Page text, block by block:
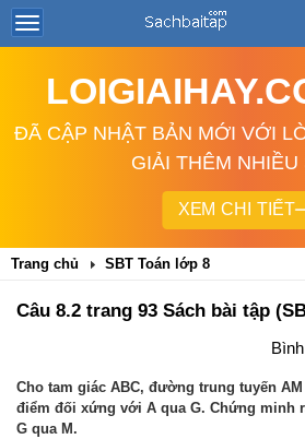
ĐÃ CẬP NHẬT BẢN MỚI VỚI
GIẢI THÊM NHIỀU
XEM CHI TIẾT
Trang chủ SBT Toán lớp 8
Câu 8.2 trang 93 Sách bài tập
Cho tam giác ABC, đường trung tuyến
điểm đối xứng với A qua G. Chứng minh
G qua M.